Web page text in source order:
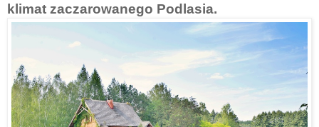
klimat zaczarowanego Podlasia.